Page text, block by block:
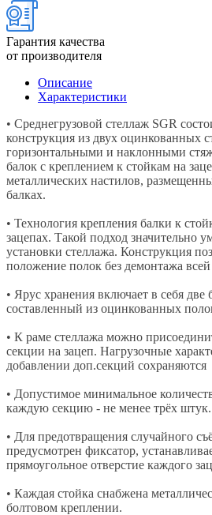
Гарантия качества
от производителя
Описание
Характеристики
• Среднегрузовой стеллаж SGR
конструкция из двух оцинкованных
горизонтальными и наклонными
балок с креплением к стойкам на
металлических настилов,
балках.
• Технология крепления балки к
зацепах. Такой подход значительно
установки стеллажа. Конструкция
положение полок без демонтажа
• Ярус хранения включает в себя две
составленный из оцинкованных
• К раме стеллажа можно
секции на зацеп. Нагрузочные
добавлении доп.секций сохраняются
• Допустимое минимальное
каждую секцию - не менее трёх штук.
• Для предотвращения случайного
предусмотрен фиксатор,
прямоугольное отверстие каждого
• Каждая стойка снабжена
болтовом креплении.